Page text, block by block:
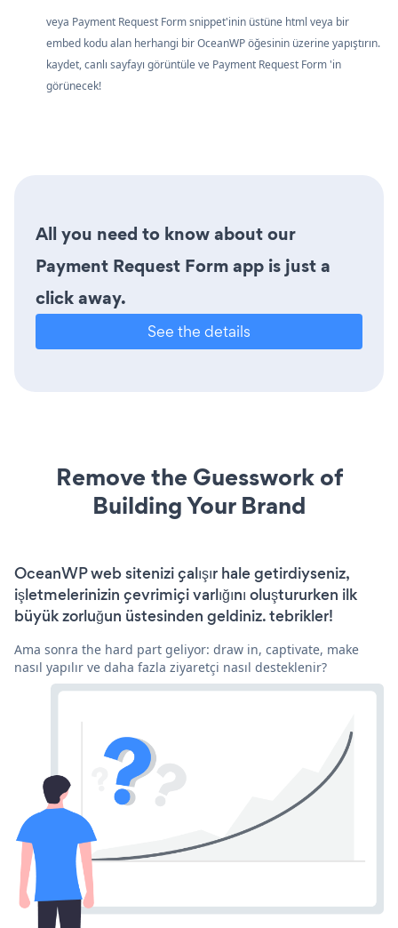
veya Payment Request Form snippet'inin üstüne html veya bir
embed kodu alan herhangi bir OceanWP öğesinin üzerine yapıştırın.
kaydet, canlı sayfayı görüntüle ve Payment Request Form 'in
görünecek!
All you need to know about our
Payment Request Form app is just a
click away.
See the details
Remove the Guesswork of
Building Your Brand
OceanWP web sitenizi çalışır hale getirdiyseniz,
işletmelerinizin çevrimiçi varlığını oluştururken ilk
büyük zorluğun üstesinden geldiniz. tebrikler!
Ama sonra the hard part geliyor: draw in, captivate, make
nasıl yapılır ve daha fazla ziyaretçi nasıl desteklenir?